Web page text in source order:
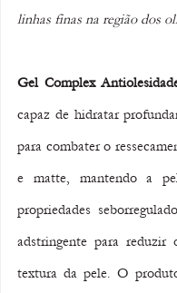
linhas finas na região dos
Gel Complex
capaz de hidratar
para combater o
e matte, mantendo a
propriedades
adstringente para
textura da pele. O